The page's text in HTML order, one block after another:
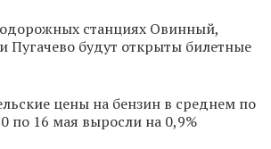
станциях Овинный,
Пугачево будут открыты билетные
цены на бензин в среднем по
по 16 мая выросли на 0,9%